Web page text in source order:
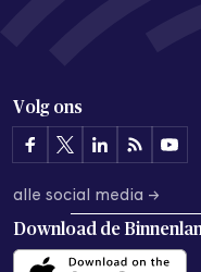
Volg ons
alle social media →
Download de